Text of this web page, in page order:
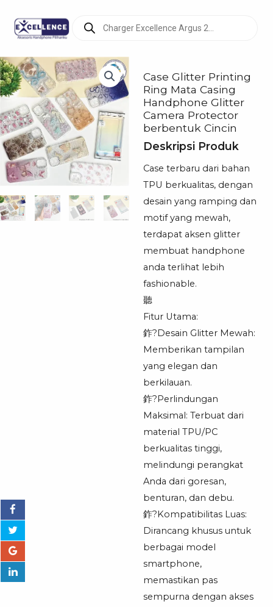
search
Case Glitter Printing
Ring Mata Casing
Handphone Glitter
Camera Protector
berbentuk Cincin
Deskripsi Produk
Case terbaru dari bahan
TPU berkualitas, dengan
desain yang ramping dan
motif yang mewah,
terdapat aksen glitter
membuat handphone
anda terlihat lebih
fashionable.
聽
Fitur Utama:
鈼?Desain Glitter Mewah:
Memberikan tampilan
yang elegan dan
berkilauan.
鈼?Perlindungan
Maksimal: Terbuat dari
material TPU/PC
berkualitas tinggi,
melindungi perangkat
Anda dari goresan,
benturan, dan debu.
鈼?Kompatibilitas Luas:
Dirancang khusus untuk
berbagai model
smartphone,
memastikan pas
sempurna dengan akses